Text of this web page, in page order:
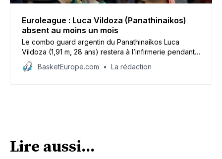
Euroleague : Luca Vildoza (Panathinaikos)
absent au moins un mois
Le combo guard argentin du Panathinaikos Luca
Vildoza (1,91 m, 28 ans) restera à l’infirmerie pendant
un mois et même peut-être quarante-cinq jours.
BasketEurope.com La rédaction
Lire aussi...